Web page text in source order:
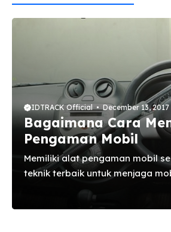
IDTRACK Official December 13, 2017
Bagaimana Cara
Pengaman Mobil
Memiliki alat pengaman mobil
teknik terbaik untuk menjaga
pencurian. Pada dasarnya setiap